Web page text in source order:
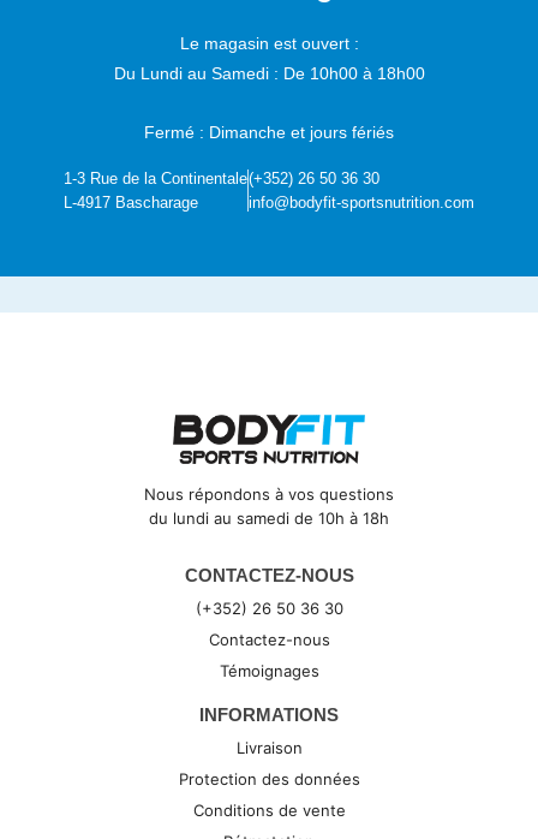
Le magasin est ouvert :
Du Lundi au Samedi : De 10h00 à 18h00
Fermé : Dimanche et jours fériés
1-3 Rue de la Continentale
L-4917 Bascharage
(+352) 26 50 36 30
info@bodyfit-sportsnutrition.com
Nous répondons à vos questions
du lundi au samedi de 10h à 18h
CONTACTEZ-NOUS
(+352) 26 50 36 30
Contactez-nous
Témoignages
INFORMATIONS
Livraison
Protection des données
Conditions de vente